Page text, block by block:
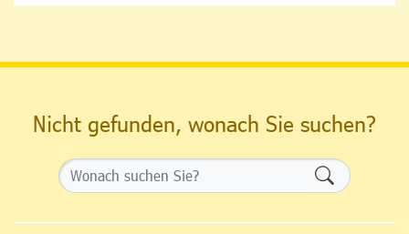
Nicht gefunden, wonach Sie suchen?